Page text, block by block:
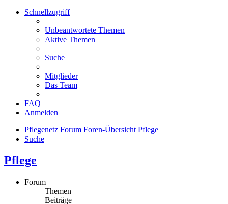
Schnellzugriff
Unbeantwortete Themen
Aktive Themen
Suche
Mitglieder
Das Team
FAQ
Anmelden
Pflegenetz Forum Foren-Übersicht Pflege
Suche
Pflege
Forum
Themen
Beiträge